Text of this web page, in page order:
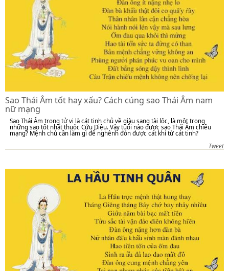
Sao Thái Âm tốt hay xấu? Cách cúng sao Thái Âm nam
nữ mạng
Sao Thái Âm trong tử vi là cát tinh chủ về giàu sang tài lộc, là một trong
những sao tốt nhất thuộc Cửu Diệu. Vậy tuổi nào được sao Thái Âm chiếu
mạng? Mệnh chủ cần làm gì để nghênh đón được cát khí từ cát tinh?
Tweet